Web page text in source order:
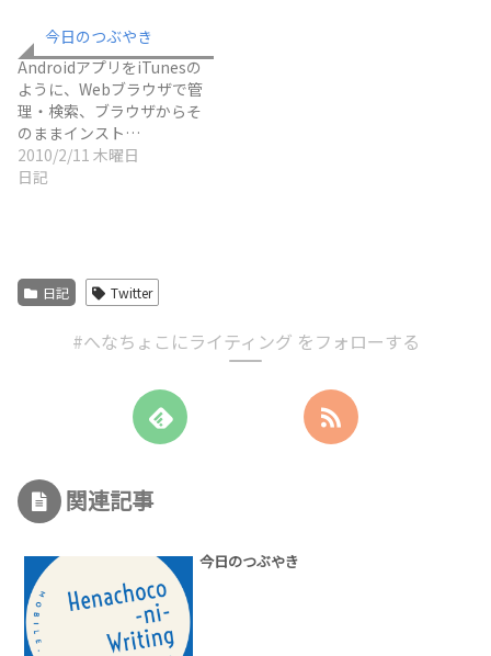
今日のつぶやき
AndroidアプリをiTunesの
ように、Webブラウザで管
理・検索、ブラウザからそ
のままインスト…
2010/2/11 木曜日
日記
日記 Twitter
#へなちょこにライティング をフォローする
関連記事
今日のつぶやき